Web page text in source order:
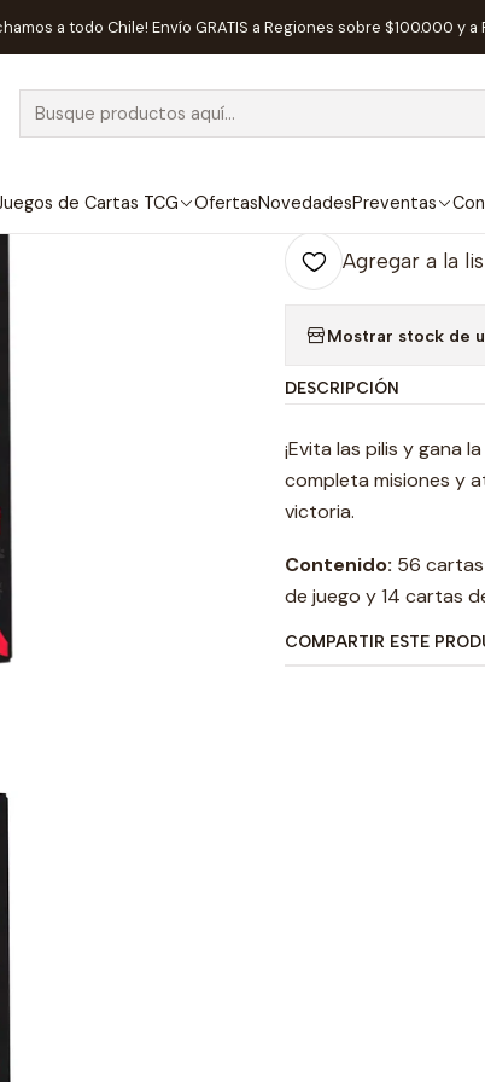
de Cartas TCG OfertasNovedadesPreventas
a todo Chile! Envío GRATIS a Regiones sobre $100.000 y
Inicio Juegos de Mesa Familiares PILI PILI -
PILI PILI -
Cantidad
Agregar a la
Mostrar stock de
DESCRIPCIÓN
¡Evita las pilis y gana
completa misiones y
victoria.
Contenido: 56
de juego y 14 cartas
COMPARTIR ESTE